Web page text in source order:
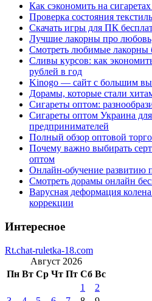
Как сэкономить на
Проверка состояния
Скачать игры для ПК
Лучшие лакорны про любовь
Смотреть любимые лакорны
Сливы курсов: как
рублей в год
Kinogo — сайт с большим
Дорамы, которые стали
Сигареты оптом:
Сигареты оптом Украина
предпринимателей
Полный обзор оптовой
Почему важно выбирать
оптом
Онлайн-обучение развитию
Смотреть дорамы онлайн
Варусная деформация
коррекции
Интересное
Rt.chat-ruletka-18.com
Август 2026
Пн Вт Ср Чт Пт Сб Вс
1
2